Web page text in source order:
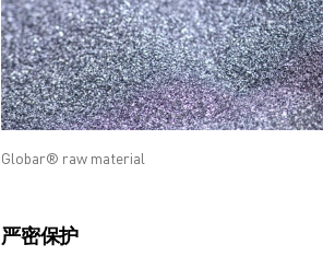
Globar® raw material
严密保护